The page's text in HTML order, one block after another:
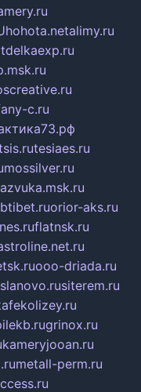
hohota.netalimy.ru
c.ru
tesiaes.ru
mossilver.ru
orior-aks.ru
flatnsk.ru
ooo-driada.ru
siterem.ru
grinox.ru
kameryjooan.ru
metall-perm.ru